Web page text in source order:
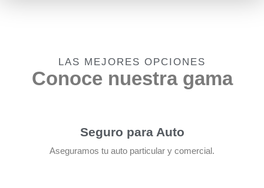
LAS MEJORES OPCIONES
Conoce nuestra gama
Seguro para Auto
Aseguramos tu auto particular y comercial.